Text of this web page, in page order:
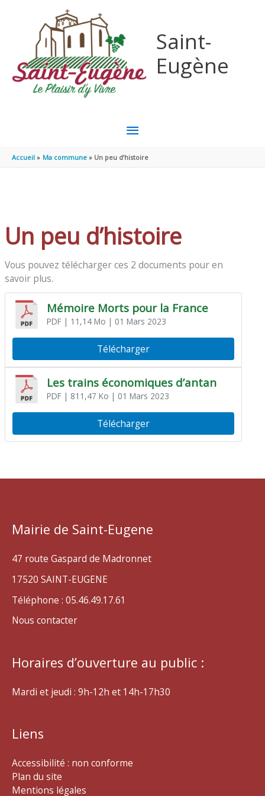
Saint-
Eugène
MENU
PRINCIPAL
Accueil Ma commune Un peu d’histoire
Un peu d’histoire
Vous pouvez télécharger ces 2 documents pour en
savoir plus.
Mémoire Morts pour la France
PDF| 11,14 Mo | 01 Mars 2023
Télécharger
Les trains économiques d’antan
PDF| 811,47 Ko | 01 Mars 2023
Télécharger
Mairie de Saint-Eugene
47 route Gaspard de Madronnet
17520 SAINT-EUGENE
Téléphone : 05.46.49.17.61
Nous contacter
Horaires d’ouverture au public :
Mardi et jeudi : 9h-12h et 14h-17h30
Liens
Accessibilité : non conforme
Plan du site
Mentions légales